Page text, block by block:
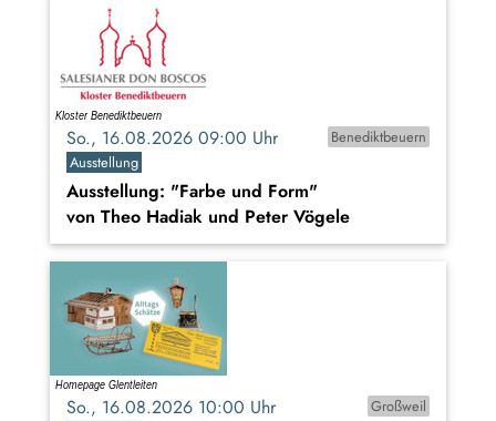
So., 16.08.2026 09:00 Uhr
Benediktbeuern
Ausstellung
Ausstellung: "Farbe und Form"
von Theo Hadiak und Peter Vögele
So., 16.08.2026 10:00 Uhr
Großweil